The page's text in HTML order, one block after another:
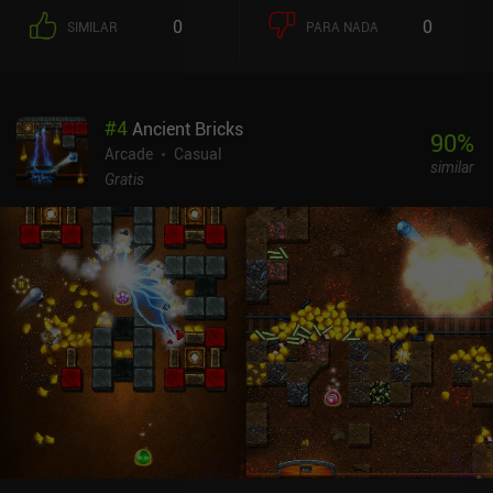
SIMILAR 0 PARA NADA 0
#4Ancient Bricks
Arcade
Casual
Gratis
90%
similar